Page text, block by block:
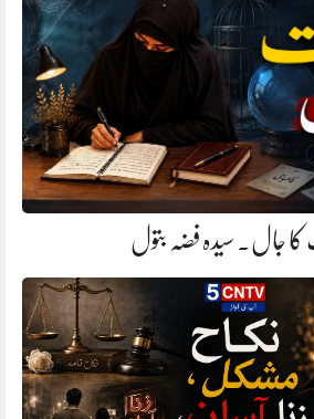
کا جال. سیدہ فضہ بتول